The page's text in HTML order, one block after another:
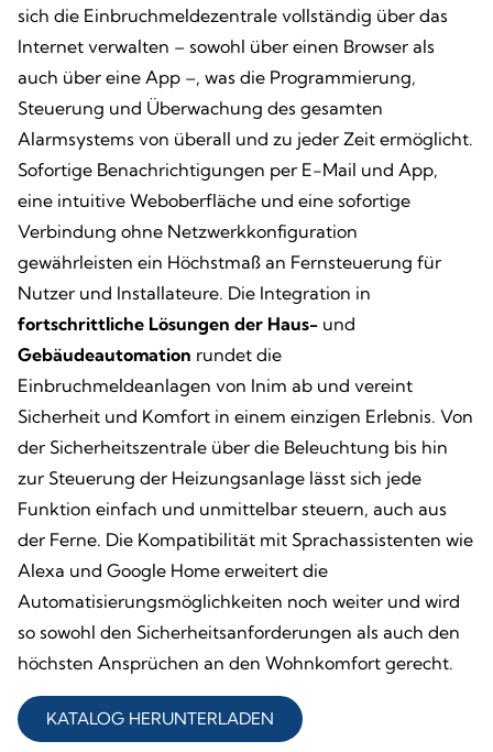
sich die Einbruchmeldezentrale vollständig über das
Internet verwalten – sowohl über einen Browser als
auch über eine App –, was die Programmierung,
Steuerung und Überwachung des gesamten
Alarmsystems von überall und zu jeder Zeit ermöglicht.
Sofortige Benachrichtigungen per E-Mail und App,
eine intuitive Weboberfläche und eine sofortige
Verbindung ohne Netzwerkkonfiguration
gewährleisten ein Höchstmaß an Fernsteuerung für
Nutzer und Installateure. Die Integration in
fortschrittliche Lösungen der Haus- und
Gebäudeautomation rundet die
Einbruchmeldeanlagen von Inim ab und vereint
Sicherheit und Komfort in einem einzigen Erlebnis. Von
der Sicherheitszentrale über die Beleuchtung bis hin
zur Steuerung der Heizungsanlage lässt sich jede
Funktion einfach und unmittelbar steuern, auch aus
der Ferne. Die Kompatibilität mit Sprachassistenten wie
Alexa und Google Home erweitert die
Automatisierungsmöglichkeiten noch weiter und wird
so sowohl den Sicherheitsanforderungen als auch den
höchsten Ansprüchen an den Wohnkomfort gerecht.
KATALOG HERUNTERLADEN